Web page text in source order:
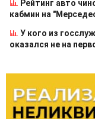
Рейтинг авто
кабмин на
У кого из
оказался не на